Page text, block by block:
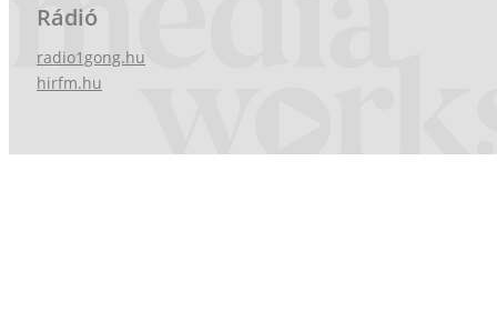
Rádió
radio1gong.hu
hirfm.hu